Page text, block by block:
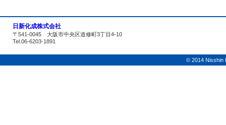
日新化成株式会社
〒541-0045 大阪市中央区道修町3丁目4-10
Tel.06-6203-1891
© 2014 Nisshin